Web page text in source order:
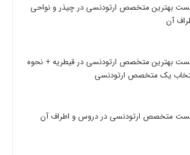
بهترین متخصص ارتودنسی در چیذر و نواحی
آن
بهترین متخصص ارتودنسی در قیطریه + نحوه
یک متخصص ارتودنسی
متخصص ارتودنسی در دروس و اطراف آن